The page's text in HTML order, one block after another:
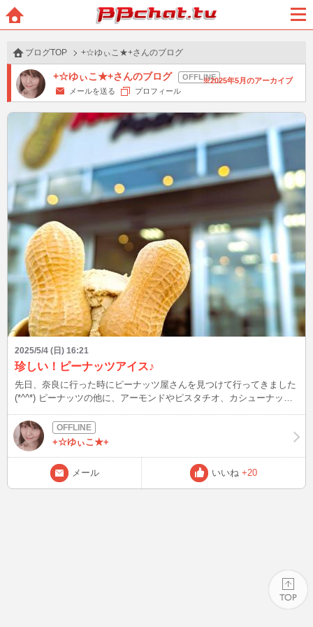
BBchatTV
ブログTOP +☆ゆぃこ★+さんのブログ
+☆ゆぃこ★+さんのブログ
2025年5月のアーカイブ
メールを送る
プロフィール
2025/5/4 (日) 16:21
珍しい！ピーナッツアイス♪
先日、奈良に行った時にピーナッツ屋さんを見つけて行ってきました
(*^^*) ピーナッツの他に、アーモンドやピスタチオ、カシューナッ
品が並んでいてどれも美味しそうでした(o^^o) ピーナッツアイスもあ
ったので食べてみたら、ナッツの香り強めで味も濃厚！ ピーナッツ
バターの味ともまた違っててめちゃくちゃ美味しいーー♪ 暑くなって
くるとアイスが恋しくなる季節ですよね。 …まぁ一年通して食べち
ゃうんですけど笑 奈良はかき氷も有名なので、今度行ったらかき氷
屋さん巡りしたいなぁ～(^^♪
+☆ゆぃこ★+
メール いいね +20